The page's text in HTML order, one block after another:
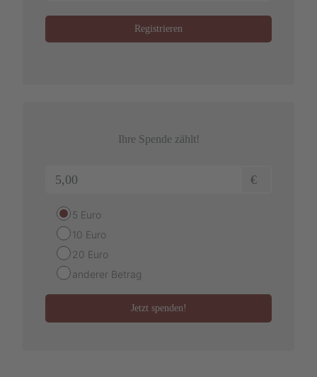
Ihre Spende zählt!
€
5 Euro
10 Euro
20 Euro
anderer Betrag
Jetzt spenden!